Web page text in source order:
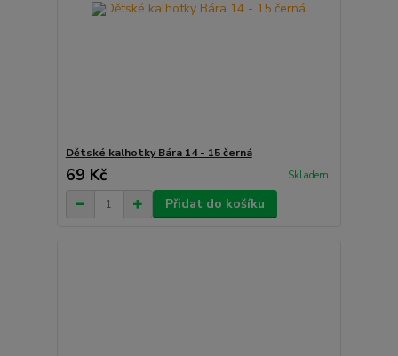
Dětské kalhotky Bára 14 - 15 černá
69 Kč Skladem
Přidat do košíku